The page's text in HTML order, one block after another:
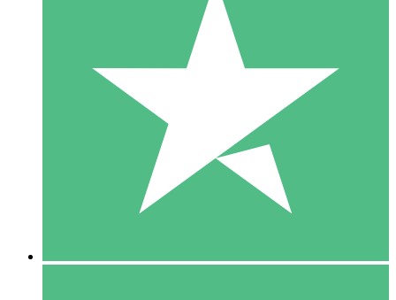
Packs de Crédits Individuels
Payez à l'utilisation avec des crédits de téléchargement. Sans
1 Téléchargement
10 00